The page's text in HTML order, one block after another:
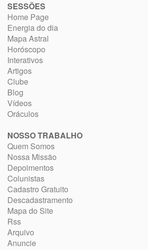
SESSÕES
Home Page
Energia do dia
Mapa Astral
Horóscopo
Interativos
Artigos
Clube
Blog
Vídeos
Oráculos
NOSSO TRABALHO
Quem Somos
Nossa Missão
Depoimentos
Colunistas
Cadastro Gratuito
Descadastramento
Mapa do Site
Rss
Arquivo
Anuncie